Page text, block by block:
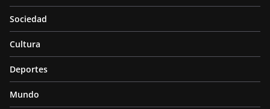
Sociedad
Cultura
Deportes
Mundo